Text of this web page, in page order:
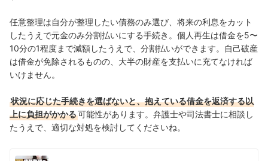
任意整理は自分が整理したい債務のみ選び、将来の利息をカット
したうえで元金のみ分割払いにする手続き。個人再生は借金を5〜
10分の1程度まで減額したうえで、分割払いができます。自己破産
は借金が免除されるものの、大半の財産を支払いに充てなければ
いけません。
状況に応じた手続きを選ばないと、抱えている借金を返済する以
上に負担がかかる可能性があります。弁護士や司法書士に相談し
たうえで、適切な対処を検討してくださいね。